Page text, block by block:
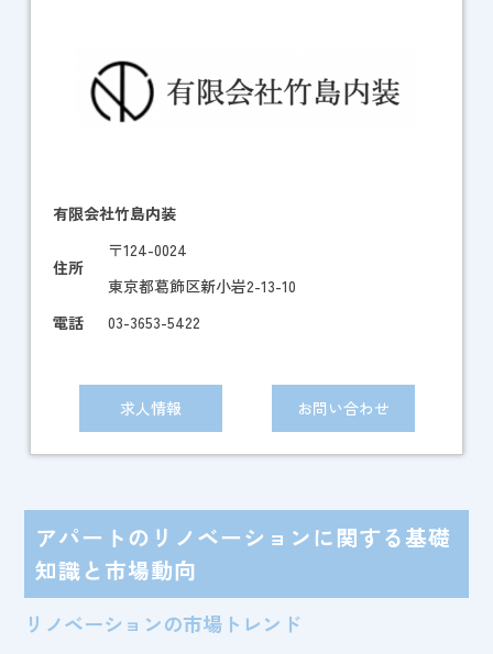
有限会社竹島内装
住所
〒124-0024
東京都葛飾区新小岩2-13-10
電話
03-3653-5422
求人情報 お問い合わせ
アパートのリノベーションに関する基礎
知識と市場動向
リノベーションの市場トレンド